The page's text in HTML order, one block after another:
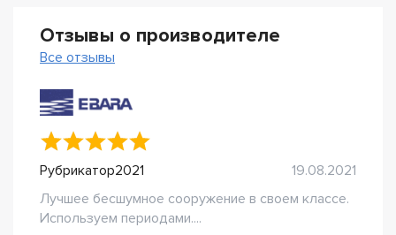
Отзывы о производителе
Все отзывы
Рубрикатор2021
19.08.2021
Лучшее бесшумное сооружение в своем классе.
Используем периодами....